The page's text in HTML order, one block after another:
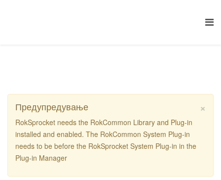
×
Предупредување
RokSprocket needs the RokCommon Library and Plug-in
installed and enabled. The RokCommon System Plug-in
needs to be before the RokSprocket System Plug-in in the
Plug-in Manager